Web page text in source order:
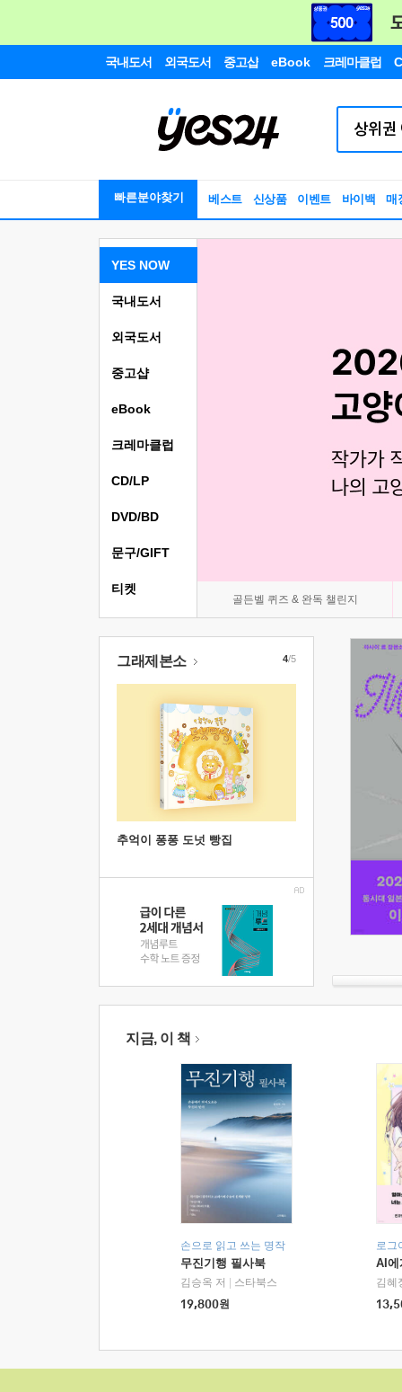
국내도서 외국도서 중고샵 eBook 크레마클럽
빠른분야찾기 베스트 신상품 이벤트 바이백 매
YES NOW
골든벨 퀴즈 & 완독 챌린지
국내도서
외국도서
중고샵
eBook
크레마클럽
CD/LP
DVD/BD
문구/GIFT
티켓
그래제본소
추억이 퐁퐁 도넛 빵집
4/5
지금, 이 책
손으로 읽고 쓰는 명작
무진기행 필사북
김승옥 저
스타북스
19,800원
로그
AI에
김혜